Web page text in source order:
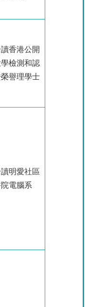
香港公開
檢測和認
譽理學士
明愛社區
電腦系